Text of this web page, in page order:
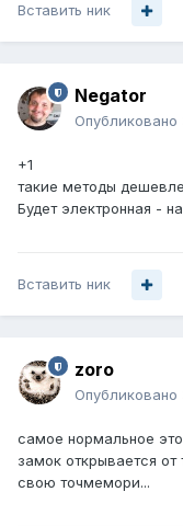
Вставить ник
Negator
Опубликовано
+1
такие методы
Будет электронная -
Вставить ник
zoro
Опубликовано
самое нормальное
замок открывается
свою точмемори...